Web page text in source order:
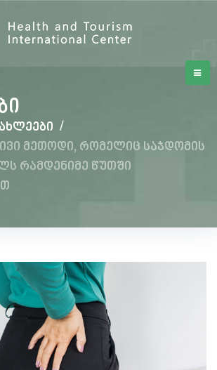
/
მეთოდი, რომელიც საჯდომის
რამდენიმე წუთში